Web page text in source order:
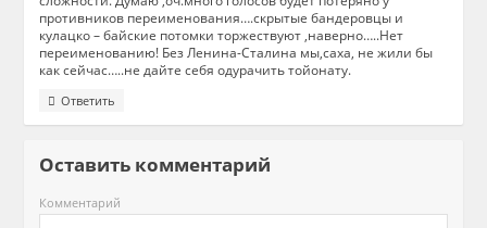
противников переименования….скрытые бандеровцы и
кулацко – байские потомки торжествуют ,наверно…..Нет
переименованию! Без Ленина-Сталина мы,саха, не жили бы
как сейчас…..не дайте себя одурачить тойонату.
Ответить
Оставить комментарий
Комментарий